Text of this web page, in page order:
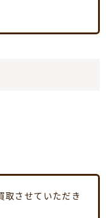
させていただき